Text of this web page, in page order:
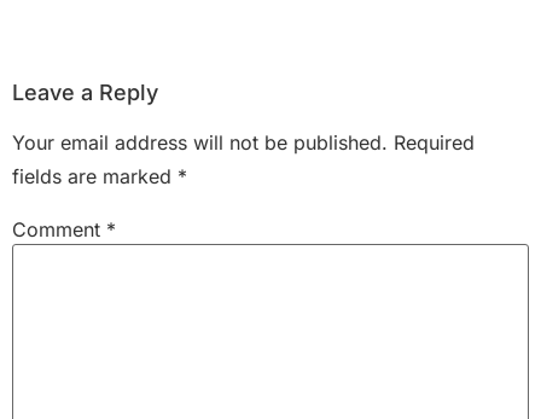
Leave a Reply
Your email address will not be published. Required
fields are marked *
Comment *